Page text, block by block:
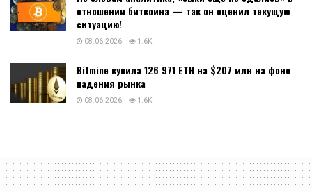
отношении биткоина — так он оценил текущую
ситуацию!
08.06.2026 1.6K
Bitmine купила 126 971 ETH на $207 млн на фоне
падения рынка
08.06.2026 1.6K